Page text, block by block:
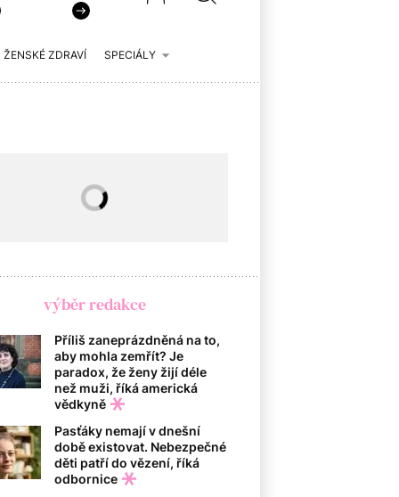
ŽENSKÉ ZDRAVÍ SPECIÁLY
výběr redakce
Příliš zaneprázdněná na to,
aby mohla zemřít? Je
paradox, že ženy žijí déle
než muži, říká americká
vědkyně
Pasťáky nemají v dnešní
době existovat. Nebezpečné
děti patří do vězení, říká
odbornice